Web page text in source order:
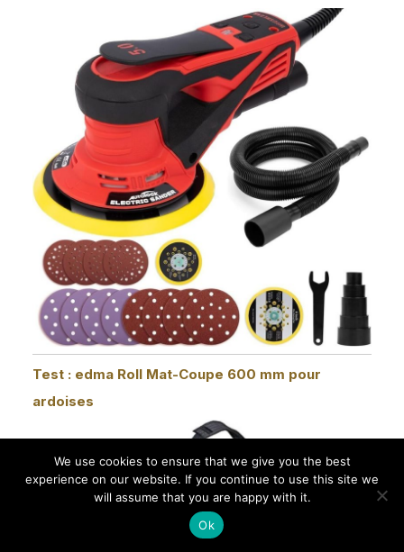
Test : edma Roll Mat-Coupe 600 mm pour
ardoises
We use cookies to ensure that we give you the best
experience on our website. If you continue to use this site we
will assume that you are happy with it.
Ok